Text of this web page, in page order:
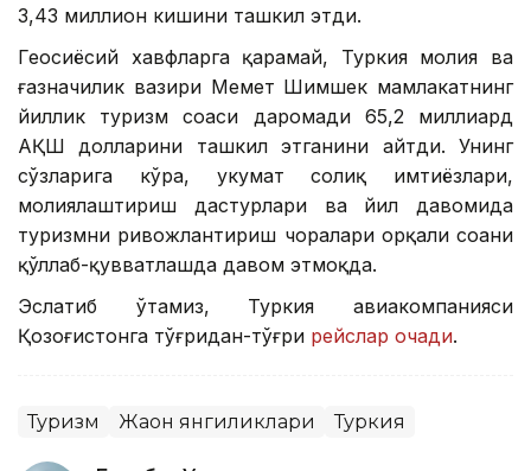
3,43 миллион кишини ташкил этди.
Геосиёсий хавфларга қарамай, Туркия молия ва
ғазначилик вазири Меҳмет Шимшек мамлакатнинг
йиллик туризм соҳаси даромади 65,2 миллиард
АҚШ долларини ташкил этганини айтди. Унинг
сўзларига кўра, ҳукумат солиқ имтиёзлари,
молиялаштириш дастурлари ва йил давомида
туризмни ривожлантириш чоралари орқали соҳани
қўллаб-қувватлашда давом этмоқда.
Эслатиб ўтамиз, Туркия авиакомпанияси
Қозоғистонга тўғридан-тўғри рейслар очади.
Туризм Жаҳон янгиликлари Туркия